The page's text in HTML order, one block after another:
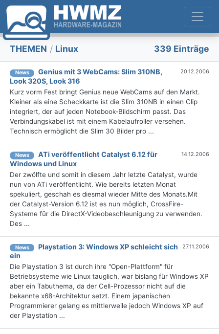
THEMEN / Linux 339 Einträge
News
Genius mit 3 WebCams: Slim 310NB,
Look 320S, Look 316
20.12.2006
Kurz vorm Fest bringt Genius neue WebCams auf den Markt.
Kleiner als eine Scheckkarte ist die Slim 310NB in einen Clip
integriert, der auf jeden Notebook-Bildschirm passt. Das
Verbindungskabel ist mit einem Kabelaufroller versehen.
Technisch ermöglicht die Slim 30 Bilder pro ...
News
ATi veröffentlicht Catalyst 6.12 für
Windows und Linux
14.12.2006
Der zwölfte und somit in diesem Jahr letzte Catalyst, wurde
nun von ATi veröffentlicht. Wie bereits letzten Monat
spekuliert, geschah es diesmal wieder Mitte des Monats.Mit
der Catalyst-Version 6.12 ist es nun möglich, CrossFire-
Systeme für die DirectX-Videobeschleunigung zu verwenden.
Des ...
News
Playstation 3: Windows XP schleicht sich
ein
27.11.2006
Die Playstation 3 ist durch ihre "Open-Plattform" für
Betriebsysteme wie Linux tauglich, war bislang für Windows XP
aber ein Tabuthema, da der Cell-Prozessor nicht auf die
bekannte x68-Architektur setzt. Einem japanischen
Programmierer gelang es mittlerweile jedoch Windows XP auf
der Playstation ...